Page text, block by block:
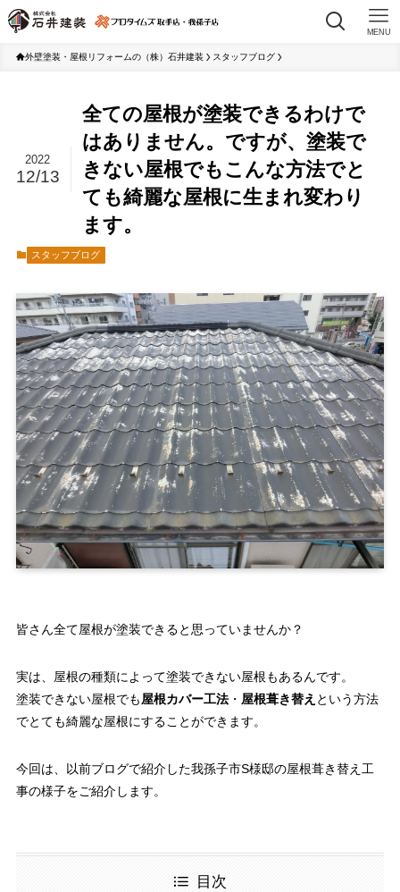
MENU
外壁塗装・屋根リフォームの（株）石井建装 スタッフブログ
全ての屋根が塗装できるわけで
はありません。ですが、塗装で
きない屋根でもこんな方法でと
ても綺麗な屋根に生まれ変わり
ます。
2022
12/13
スタッフブログ
皆さん全て屋根が塗装できると思っていませんか？
実は、屋根の種類によって塗装できない屋根もあるんです。
塗装できない屋根でも屋根カバー工法・ 屋根葺き替え という方法
でとても綺麗な屋根にすることができます。
今回は、以前ブログで紹介した我孫子市S様邸の屋根葺き替え工
事の様子をご紹介します。
目次